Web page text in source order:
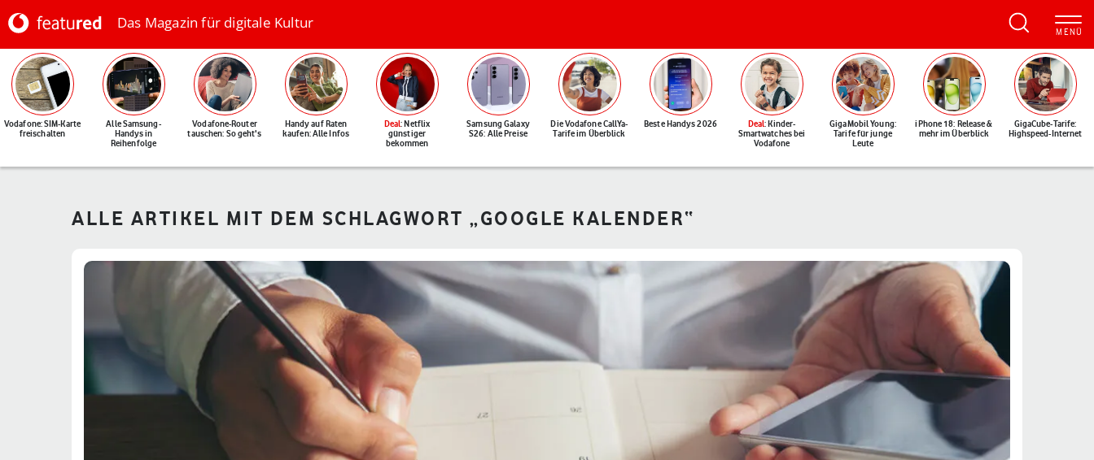
Das Magazin für digitale Kultur
Vodafone: SIM-Karte
freischalten
Alle Samsung-
Handys in
Reihenfolge
Vodafone-Router
tauschen: So geht's
Handy auf Raten
kaufen: Alle Infos
Deal: Netflix
günstiger
bekommen
Samsung Galaxy
S26: Alle Preise
Die Vodafone CallYa-
Tarife im Überblick
Beste Handys 2026 Deal: Kinder-
Smartwatches bei
Vodafone
GigaMobil Young:
Tarife für junge
Leute
iPhone 18: Release &
mehr im Überblick
GigaCube-Tarife:
Highspeed-Internet
ALLE ARTIKEL MIT DEM SCHLAGWORT „GOOGLE KALENDER“